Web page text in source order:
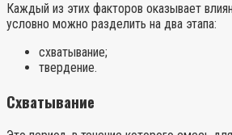
Каждый из этих факторов оказывает
условно можно разделить на два этапа:
схватывание;
твердение.
Схватывание